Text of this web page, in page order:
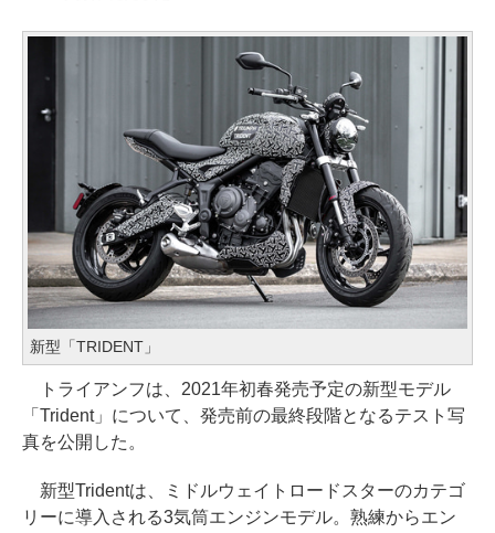
新型「TRIDENT」
トライアンフは、2021年初春発売予定の新型モデル
「Trident」について、発売前の最終段階となるテスト写
真を公開した。
新型Tridentは、ミドルウェイトロードスターのカテゴ
リーに導入される3気筒エンジンモデル。熟練からエン